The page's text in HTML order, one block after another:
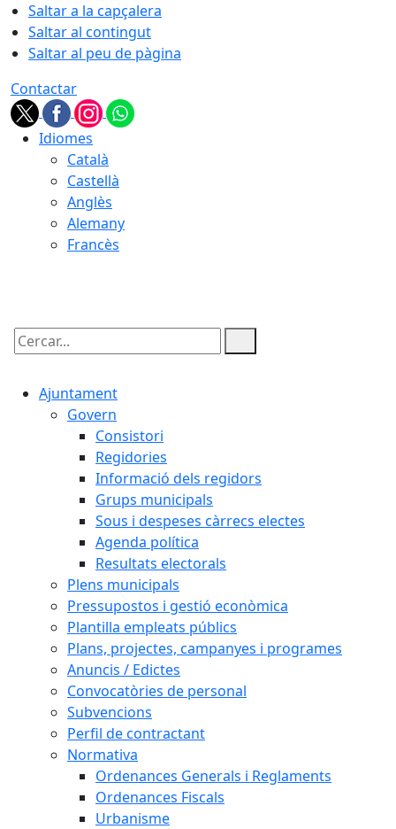
Saltar a la capçalera
Saltar al contingut
Saltar al peu de pàgina
Contactar
Idiomes
Català
Castellà
Anglès
Alemany
Francès
Cercar:
Ajuntament
Govern
Consistori
Regidories
Informació dels regidors
Grups municipals
Sous i despeses càrrecs electes
Agenda política
Resultats electorals
Plens municipals
Pressupostos i gestió econòmica
Plantilla empleats públics
Plans, projectes, campanyes i programes
Anuncis / Edictes
Convocatòries de personal
Subvencions
Perfil de contractant
Normativa
Ordenances Generals i Reglaments
Ordenances Fiscals
Urbanisme